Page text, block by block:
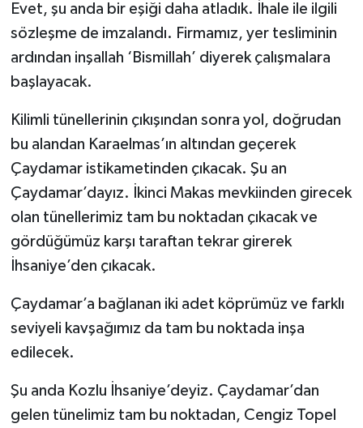
Evet, şu anda bir eşiği daha atladık. İhale ile ilgili
sözleşme de imzalandı. Firmamız, yer tesliminin
ardından inşallah ‘Bismillah’ diyerek çalışmalara
başlayacak.
Kilimli tünellerinin çıkışından sonra yol, doğrudan
bu alandan Karaelmas’ın altından geçerek
Çaydamar istikametinden çıkacak. Şu an
Çaydamar’dayız. İkinci Makas mevkiinden girecek
olan tünellerimiz tam bu noktadan çıkacak ve
gördüğümüz karşı taraftan tekrar girerek
İhsaniye’den çıkacak.
Çaydamar’a bağlanan iki adet köprümüz ve farklı
seviyeli kavşağımız da tam bu noktada inşa
edilecek.
Şu anda Kozlu İhsaniye’deyiz. Çaydamar’dan
gelen tünelimiz tam bu noktadan, Cengiz Topel